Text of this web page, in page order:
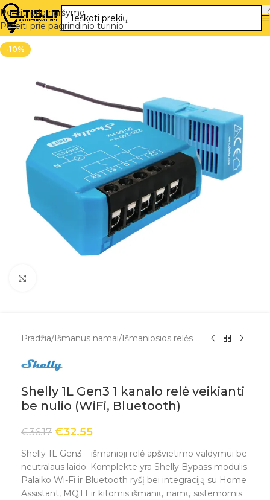
Pereiti prie naršymo
Pereiti prie pagrindinio turinio
-10%
Pradžia/Išmanūs namai/Išmaniosios relės
Shelly 1L Gen3 1 kanalo relė veikianti
be nulio (WiFi, Bluetooth)
€36.17 €32.55
Shelly 1L Gen3 – išmanioji relė apšvietimo valdymui be
neutralaus laido. Komplekte yra Shelly Bypass modulis.
Palaiko Wi-Fi ir Bluetooth ryšį bei integraciją su Home
Assistant, MQTT ir kitomis išmanių namų sistemomis.